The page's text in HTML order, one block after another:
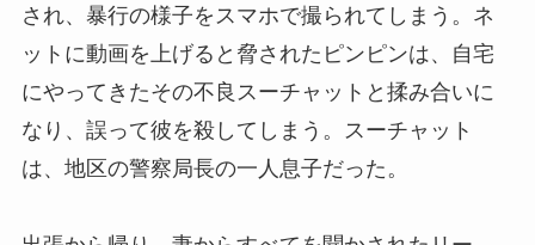
され、暴行の様子をスマホで撮られてしまう。ネ
ットに動画を上げると脅されたピンピンは、自宅
にやってきたその不良スーチャットと揉み合いに
なり、誤って彼を殺してしまう。スーチャット
は、地区の警察局長の一人息子だった。